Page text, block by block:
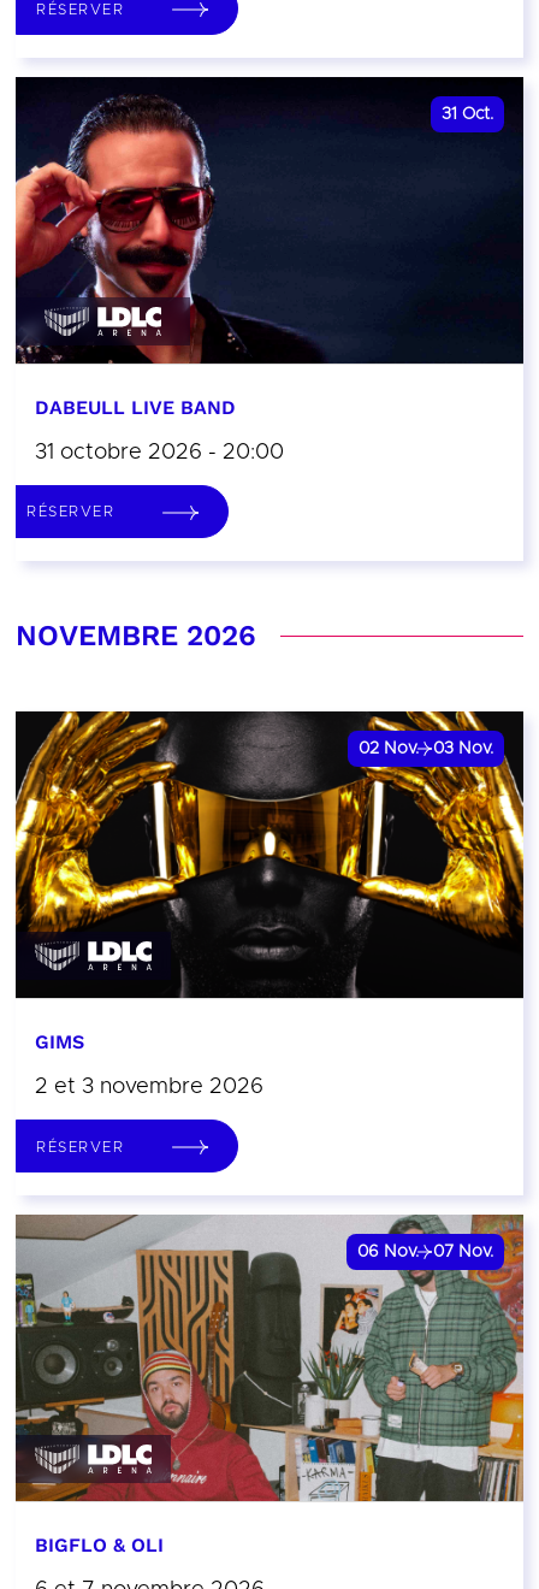
RÉSERVER
31 Oct.
DABEULL LIVE BAND
31 octobre 2026 - 20:00
RÉSERVER
NOVEMBRE 2026
02 Nov. 03 Nov.
GIMS
2 et 3 novembre 2026
RÉSERVER
06 Nov. 07 Nov.
BIGFLO & OLI